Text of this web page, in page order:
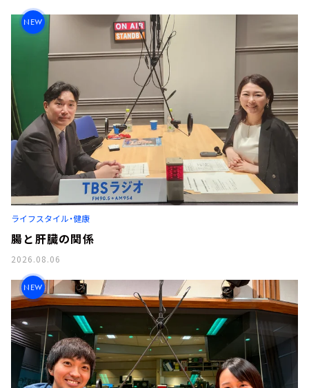
NEW
ライフスタイル・健康
腸と肝臓の関係
2026.08.06
NEW